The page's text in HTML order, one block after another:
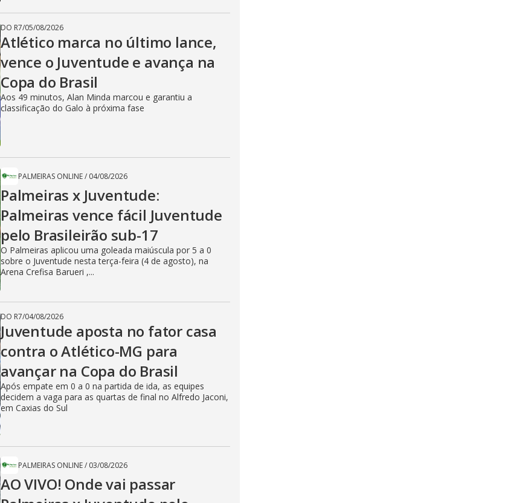
DO R7/05/08/2026
Atlético marca no último lance,
vence o Juventude e avança na
Copa do Brasil
Aos 49 minutos, Alan Minda marcou e garantiu a
classificação do Galo à próxima fase
PALMEIRAS ONLINE/ 04/08/2026
Palmeiras x Juventude:
Palmeiras vence fácil Juventude
pelo Brasileirão sub-17
O Palmeiras aplicou uma goleada maiúscula por 5 a 0
sobre o Juventude nesta terça-feira (4 de agosto), na
Arena Crefisa Barueri ,...
DO R7/04/08/2026
Juventude aposta no fator casa
contra o Atlético-MG para
avançar na Copa do Brasil
Após empate em 0 a 0 na partida de ida, as equipes
decidem a vaga para as quartas de final no Alfredo Jaconi,
em Caxias do Sul
PALMEIRAS ONLINE/ 03/08/2026
AO VIVO! Onde vai passar